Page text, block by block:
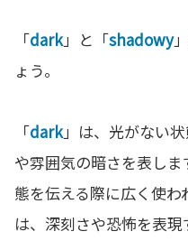
「dark」と「shadowy
ょう。
「dark」は、光がない
や雰囲気の暗さを表し
態を伝える際に広く使
は、深刻さや恐怖を表現